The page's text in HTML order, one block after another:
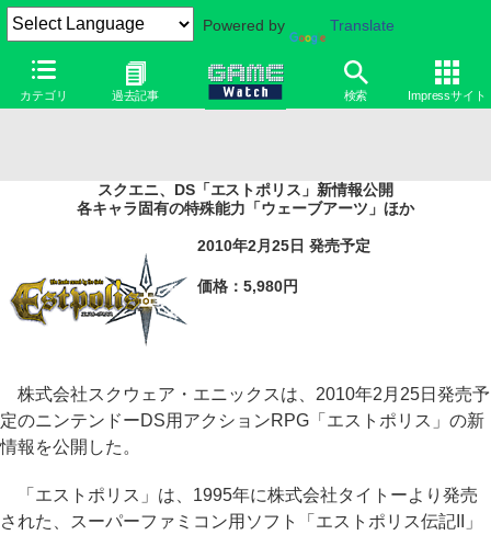
Powered by Translate
カテゴリ 過去記事 検索 Impressサイト
スクエニ、DS「エストポリス」新情報公開
各キャラ固有の特殊能力「ウェーブアーツ」ほか
2010年2月25日 発売予定
価格：5,980円
株式会社スクウェア・エニックスは、2010年2月25日発売予
定のニンテンドーDS用アクションRPG「エストポリス」の新
情報を公開した。
「エストポリス」は、1995年に株式会社タイトーより発売
された、スーパーファミコン用ソフト「エストポリス伝記II」